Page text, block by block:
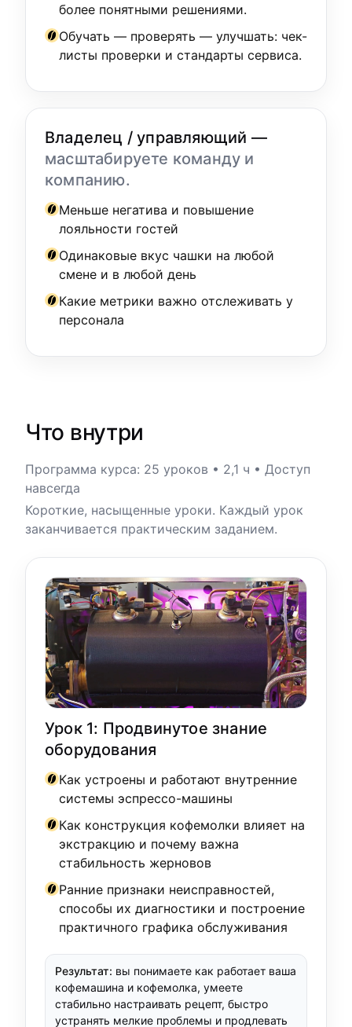
более понятными решениями.
Обучать — проверять — улучшать: чек-
листы проверки и стандарты сервиса.
Владелец / управляющий —
масштабируете команду и
компанию.
Меньше негатива и повышение
лояльности гостей
Одинаковые вкус чашки на любой
смене и в любой день
Какие метрики важно отслеживать у
персонала
Что внутри
Программа курса: 25 уроков • 2,1 ч • Доступ
навсегда
Короткие, насыщенные уроки. Каждый урок
заканчивается практическим заданием.
Урок 1: Продвинутое знание
оборудования
Как устроены и работают внутренние
системы эспрессо-машины
Как конструкция кофемолки влияет на
экстракцию и почему важна
стабильность жерновов
Ранние признаки неисправностей,
способы их диагностики и построение
практичного графика обслуживания
Результат: вы понимаете как работает ваша
кофемашина и кофемолка, умеете
стабильно настраивать рецепт, быстро
устранять мелкие проблемы и продлевать